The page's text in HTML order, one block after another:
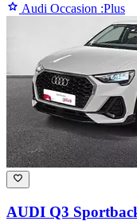
Audi Occasion :Plus
AUDI Q3